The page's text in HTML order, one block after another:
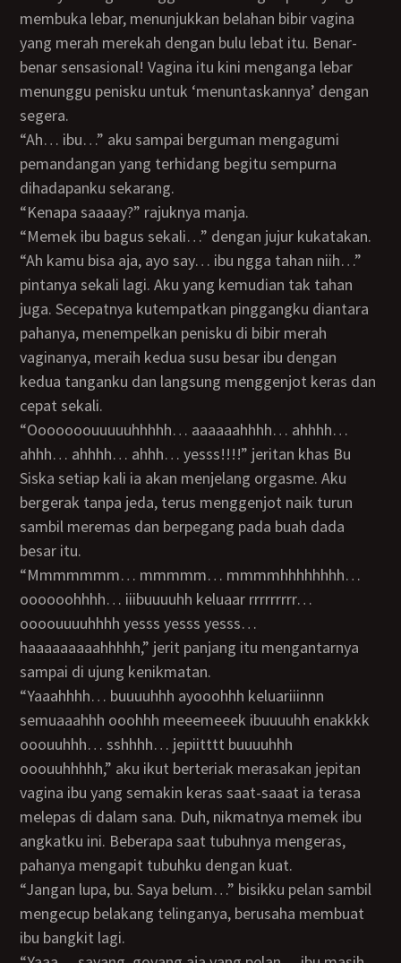
membuka lebar, menunjukkan belahan bibir vagina
yang merah merekah dengan bulu lebat itu. Benar-
benar sensasional! Vagina itu kini menganga lebar
menunggu penisku untuk ‘menuntaskannya’ dengan
segera.
“ah… ibu…” aku sampai berguman mengagumi
pemandangan yang terhidang begitu sempurna
dihadapanku sekarang.
“kenapa saaaay?” rajuknya manja.
“memek ibu bagus sekali…” dengan jujur kukatakan.
“ah kamu bisa aja, ayo say… ibu ngga tahan niih…”
pintanya sekali lagi. Aku yang kemudian tak tahan
juga. Secepatnya kutempatkan pinggangku diantara
pahanya, menempelkan penisku di bibir merah
vaginanya, meraih kedua susu besar ibu dengan
kedua tanganku dan langsung menggenjot keras dan
cepat sekali.
“Ooooooouuuuuhhhhh… aaaaaahhhh… ahhhh…
ahhh… ahhhh… ahhh… yesss!!!!” jeritan khas Bu
Siska setiap kali ia akan menjelang orgasme. Aku
bergerak tanpa jeda, terus menggenjot naik turun
sambil meremas dan berpegang pada buah dada
besar itu.
“mmmmmmm… mmmmm… mmmmhhhhhhhh…
oooooohhhh… iiibuuuuhh keluaar rrrrrrrrr…
oooouuuuhhhh yesss yesss yesss…
haaaaaaaaahhhhh,” jerit panjang itu mengantarnya
sampai di ujung kenikmatan.
“Yaaahhhh… buuuuhhh ayooohhh keluariiinnn
semuaaahhh ooohhh meeemeeek ibuuuuhh enakkkk
ooouuhhh… sshhhh… jepiitttt buuuuhhh
ooouuhhhhh,” aku ikut berteriak merasakan jepitan
vagina ibu yang semakin keras saat-saaat ia terasa
melepas di dalam sana. Duh, nikmatnya memek ibu
angkatku ini. Beberapa saat tubuhnya mengeras,
pahanya mengapit tubuhku dengan kuat.
“jangan lupa, bu. Saya belum…” bisikku pelan sambil
mengecup belakang telinganya, berusaha membuat
ibu bangkit lagi.